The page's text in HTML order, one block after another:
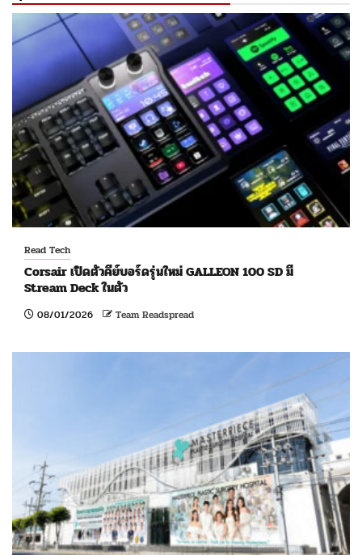
Read Tech
Corsair เปิดตัวคีย์บอร์ดรุ่นใหม่ GALLEON 100 SD มี
Stream Deck ในตัว
08/01/2026 Team Readspread